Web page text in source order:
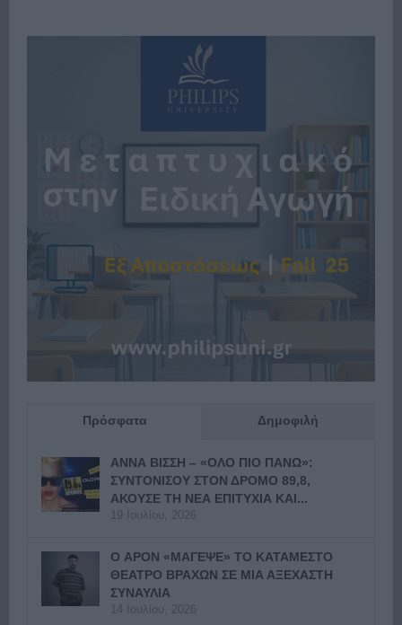
Πρόσφατα Δημοφιλή
ΑΝΝΑ ΒΙΣΣΗ – «ΟΛΟ ΠΙΟ ΠΑΝΩ»:
ΣΥΝΤΟΝΙΣΟΥ ΣΤΟΝ ΔΡΟΜΟ 89,8,
ΑΚΟΥΣΕ ΤΗ ΝΕΑ ΕΠΙΤΥΧΙΑ ΚΑΙ...
19 Ιουλίου, 2026
Ο APON «ΜΑΓΕΨΕ» ΤΟ ΚΑΤΑΜΕΣΤΟ
ΘΕΑΤΡΟ ΒΡΑΧΩΝ ΣΕ ΜΙΑ ΑΞΕΧΑΣΤΗ
ΣΥΝΑΥΛΙΑ
14 Ιουλίου, 2026